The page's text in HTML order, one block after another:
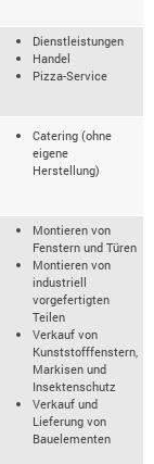
Dienstleistungen
Handel
Pizza-Service
Catering (ohne
eigene
Herstellung)
Montieren von
Fenstern und Türen
Montieren von
industriell
vorgefertigten
Teilen
Verkauf von
Kunststofffenstern,
Markisen und
Insektenschutz
Verkauf und
Lieferung von
Bauelementen